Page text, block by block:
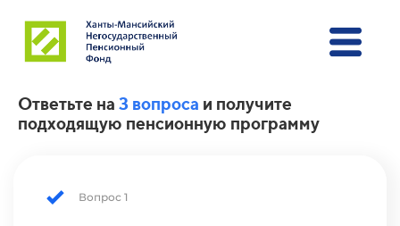
Ответьте на 3 вопроса и получите
подходящую пенсионную программу
Вопрос 1